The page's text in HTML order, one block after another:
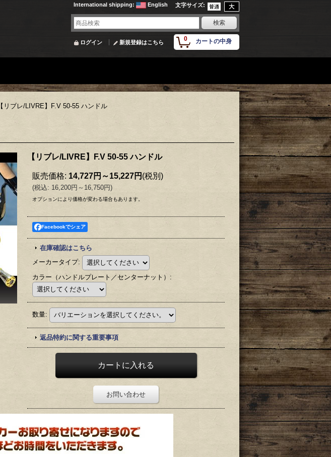
文字サイズ:
International shipping: English
0 カートの中身
ログイン 新規登録はこちら
【リブレ/LIVRE】F.V 50-55 ハンドル
【リブレ/LIVRE】F.V 50-55 ハンドル
販売価格: 14,727円～15,227円 (税別)
(税込: 16,200円～16,750円)
オプションにより価格が変わる場合もあります。
Facebookでシェア
在庫確認はこちら
メーカータイプ:
カラー（ハンドルプレート／センターナット） :
数量:
返品特約に関する重要事項
お問い合わせ